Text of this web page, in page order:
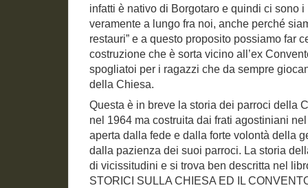
infatti è nativo di Borgotaro e quindi ci sono
veramente a lungo fra noi, anche perché
restauri” e a questo proposito possiamo far
costruzione che è sorta vicino all’ex
spogliatoi per i ragazzi che da sempre
della Chiesa.
Questa è in breve la storia dei parroci della
nel 1964 ma costruita dai frati agostiniani
aperta dalla fede e dalla forte volontà della
dalla pazienza dei suoi parroci. La storia
di vicissitudini e si trova ben descritta nel
STORICI SULLA CHIESA ED IL